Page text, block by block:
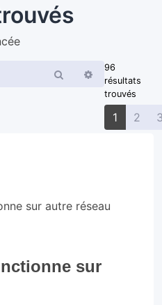
RechercherRecherche
avancée
96
résultats
trouvés
1 2
sur autre réseau
sur